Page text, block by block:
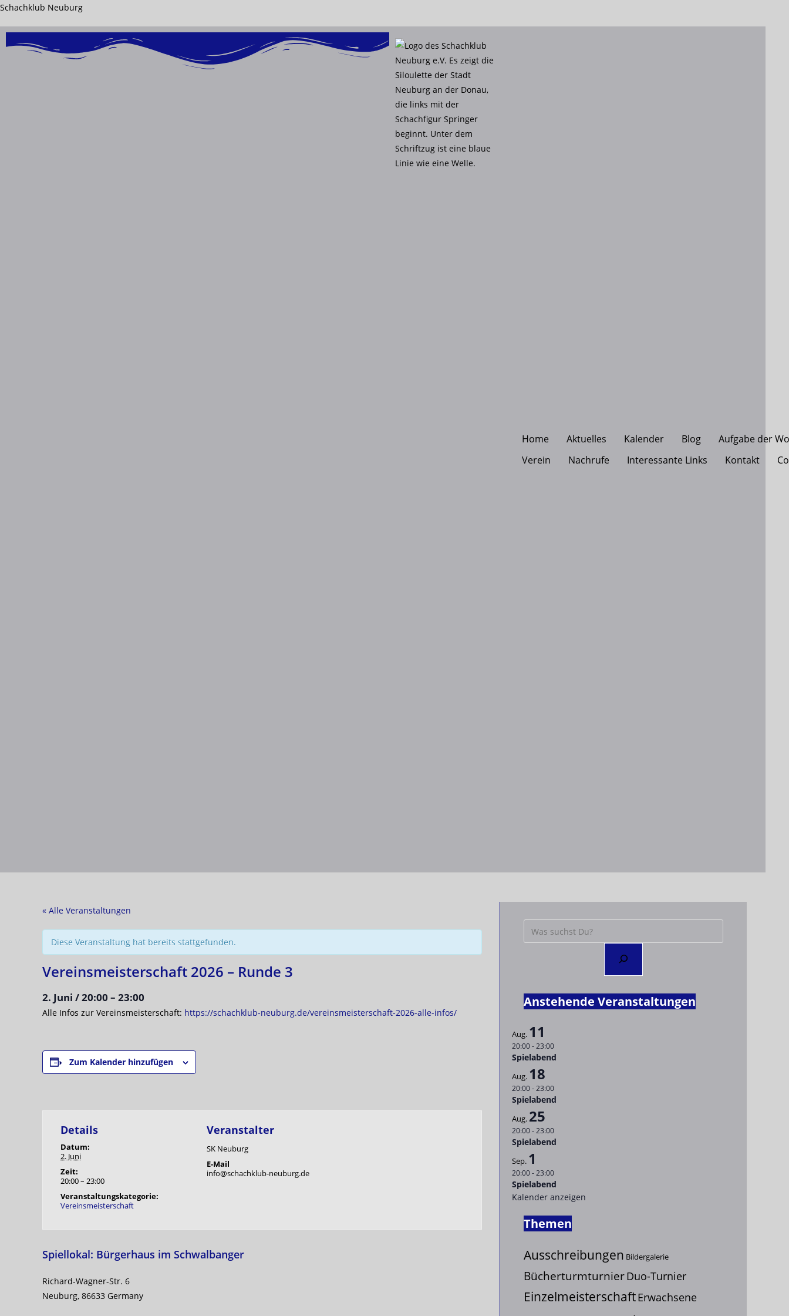
Schachklub Neuburg
Home Aktuelles Kalender Blog
Aufgabe der
Verein
Nachrufe Interessante Links Kontakt
« Alle Veranstaltungen
Diese Veranstaltung hat bereits stattgefunden.
Vereinsmeisterschaft 2026 – Runde 3
2. Juni /20:00 – 23:00
Alle Infos zur Vereinsmeisterschaft: https://schachklub-neuburg.de/vereinsmeisterschaft-2026-alle-infos/
Zum Kalender hinzufügen
Details
Datum:
2. Juni
Zeit:
20:00 – 23:00
Veranstaltungskategorie:
Vereinsmeisterschaft
Veranstalter
SK Neuburg
E-Mail
info@schachklub-neuburg.de
Spiellokal: Bürgerhaus im Schwalbanger
Richard-Wagner-Str. 6
Neuburg, 86633 Germany
Anstehende Veranstaltungen
Aug. 11
20:00-23:00
Spielabend
Aug. 18
20:00-23:00
Spielabend
Aug. 25
20:00-23:00
Spielabend
Sep. 1
20:00-23:00
Spielabend
Kalender anzeigen
Themen
Ausschreibungen Bildergalerie
BücherturmturnierDuo-Turnier
EinzelmeisterschaftErwachsene